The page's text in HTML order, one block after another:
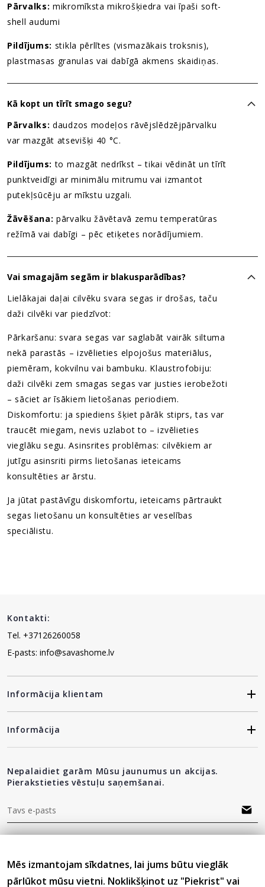
Pārvalks: mikromīksta mikrošķiedra vai īpaši soft-
shell audumi
Pildījums: stikla pērlītes (vismazākais troksnis),
plastmasas granulas vai dabīgā akmens skaidiņas.
Kā kopt un tīrīt smago segu?
Pārvalks: daudzos modeļos rāvējslēdzējpārvalku
var mazgāt atsevišķi 40 °C.
Pildījums: to mazgāt nedrīkst – tikai vēdināt un tīrīt
punktveidīgi ar minimālu mitrumu vai izmantot
putekļsūcēju ar mīkstu uzgali.
Žāvēšana: pārvalku žāvētavā zemu temperatūras
režīmā vai dabīgi – pēc etiķetes norādījumiem.
Vai smagajām segām ir blakusparādības?
Lielākajai daļai cilvēku svara segas ir drošas, taču
daži cilvēki var piedzīvot:
Pārkaršanu: svara segas var saglabāt vairāk siltuma
nekā parastās – izvēlieties elpojošus materiālus,
piemēram, kokvilnu vai bambuku. Klaustrofobiju:
daži cilvēki zem smagas segas var justies ierobežoti
– sāciet ar īsākiem lietošanas periodiem.
Diskomfortu: ja spiediens šķiet pārāk stiprs, tas var
traucēt miegam, nevis uzlabot to – izvēlieties
vieglāku segu. Asinsrites problēmas: cilvēkiem ar
jutīgu asinsriti pirms lietošanas ieteicams
konsultēties ar ārstu.
Ja jūtat pastāvīgu diskomfortu, ieteicams pārtraukt
segas lietošanu un konsultēties ar veselības
speciālistu.
Kontakti:
Tel. +37126260058
E-pasts: info@savashome.lv
Informācija klientam
Informācija
Nepalaidiet garām Mūsu jaunumus un akcijas.
Pierakstieties vēstuļu saņemšanai.
Mēs izmantojam sīkdatnes, lai jums būtu vieglāk
pārlūkot mūsu vietni. Noklikšķinot uz "Piekrist" vai